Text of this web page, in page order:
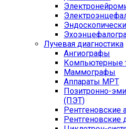
Лучевая диагностика
Ангиографы
Компьютерные
Маммографы
Аппараты МРТ
Позитронно-
(ПЭТ)
Рентгеновские
Рентгеновские